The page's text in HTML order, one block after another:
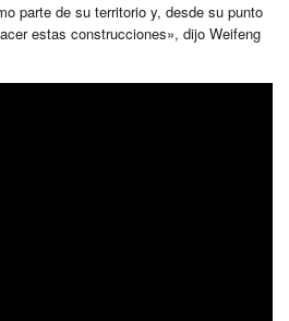
parte de su territorio y, desde su punto
estas construcciones», dijo Weifeng